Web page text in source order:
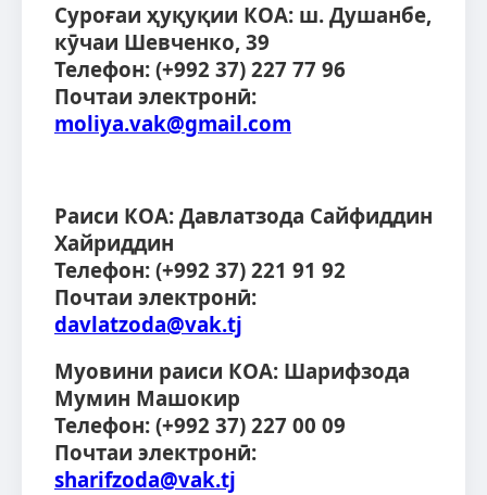
Суроғаи ҳуқуқии КОА: ш. Душанбе,
кӯчаи Шевченко, 39
Телефон: (+992 37) 227 77 96
Почтаи электронӣ:
moliya.vak@gmail.com
Раиси КОА: Давлатзода Сайфиддин
Хайриддин
Телефон: (+992 37) 221 91 92
Почтаи электронӣ:
davlatzoda@vak.tj
Муовини раиси КОА: Шарифзода
Мумин Машокир
Телефон: (+992 37) 227 00 09
Почтаи электронӣ:
sharifzoda@vak.tj